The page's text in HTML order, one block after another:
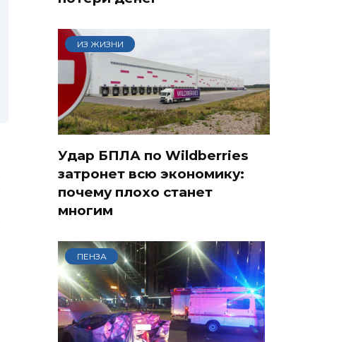
ИЗ ЖИЗНИ
Удар БПЛА по Wildberries
затронет всю экономику:
почему плохо станет
многим
ПЕНЗА